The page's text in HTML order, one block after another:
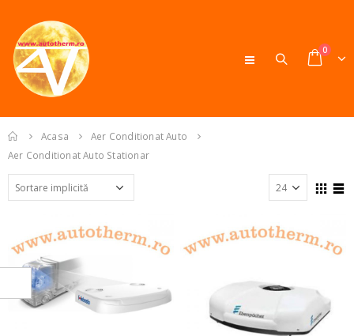
0
Acasa
Aer Conditionat Auto
Aer Conditionat Auto Stationar